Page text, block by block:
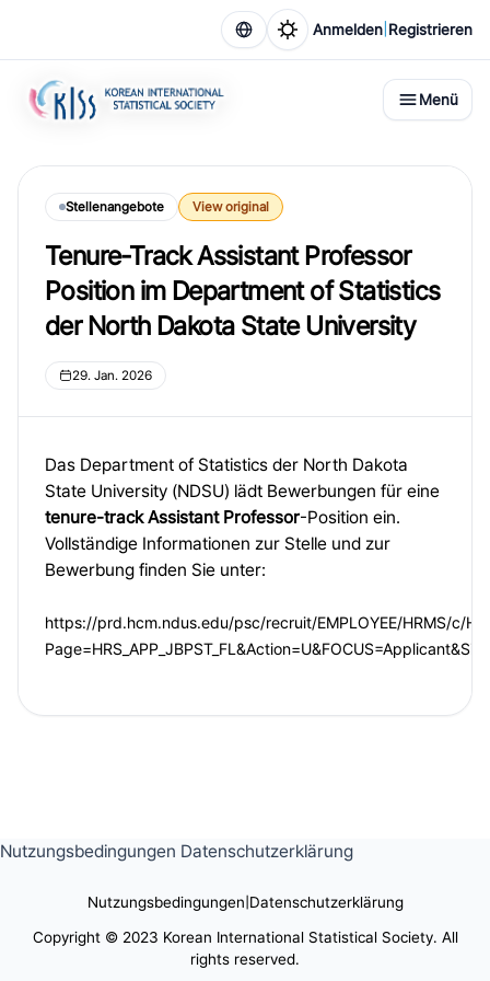
Anmelden Registrieren
Menü
Stellenangebote View original
Tenure-Track Assistant Professor
Position im Department of Statistics
der North Dakota State University
29. Jan. 2026
Das Department of Statistics der North Dakota
State University (NDSU) lädt Bewerbungen für eine
tenure-track Assistant Professor-Position ein.
Vollständige Informationen zur Stelle und zur
Bewerbung finden Sie unter:
https://prd.hcm.ndus.edu/psc/recruit/EMPLOYEE/HRMS/c/
Nutzungsbedingungen Datenschutzerklärung
Nutzungsbedingungen Datenschutzerklärung
Copyright © 2023 Korean International Statistical Society. All
rights reserved.